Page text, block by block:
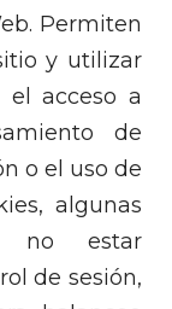
Permiten
y utilizar
el acceso a
de
o el uso de
algunas
no estar
de sesión,